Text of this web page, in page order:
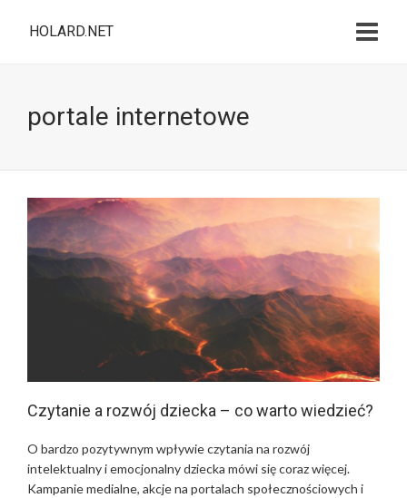
HOLARD.NET
portale internetowe
Czytanie a rozwój dziecka – co warto wiedzieć?
O bardzo pozytywnym wpływie czytania na rozwój
intelektualny i emocjonalny dziecka mówi się coraz więcej.
Kampanie medialne, akcje na portalach społecznościowych i